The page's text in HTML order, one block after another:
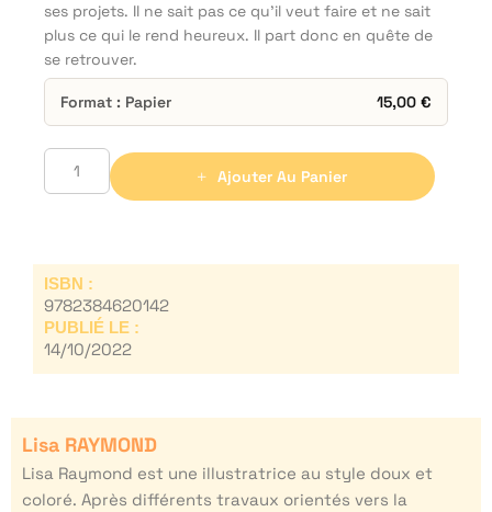
ses projets. Il ne sait pas ce qu’il veut faire et ne sait
plus ce qui le rend heureux. Il part donc en quête de
se retrouver.
Format : Papier 15,00 €
Ajouter Au Panier
ISBN :
9782384620142
PUBLIÉ LE :
14/10/2022
Lisa RAYMOND
Lisa Raymond est une illustratrice au style doux et
coloré. Après différents travaux orientés vers la